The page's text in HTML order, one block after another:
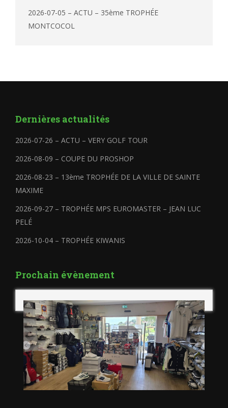
2026-07-05 – ACTU – 35ème TROPHÉE
MONTCOCOL
Dernières actualités
2026-07-26 – ACTU – VERY GOLF TOUR
2026-08-09 – COUPE DU PROSHOP
2026-08-23 – 13ème TROPHÉE DE LA VILLE DE SAINTE
MAXIME
2026-09-27 – TROPHÉE MPS EUROMASTER – JEAN LUC
PELÉ
2026-10-04 – TROPHÉE KIWANIS
Prochain évènement